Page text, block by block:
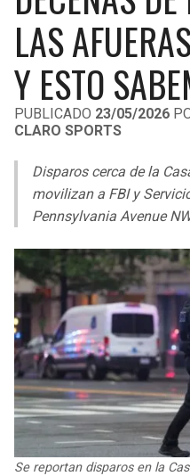
LIGA DE EXPANSIÓN MX
LEAGUES CUP
UEFA EUROPA LEAGUE
UEFA CONFERENCE LEAGUE
MLS
COPA LIBERTADORES
COPA SUDAMERICANA
LIGA BETPLAY
OTRAS LIGAS
RAIDERS
CHARGERS
RAVENS
BENGALS
STEELERS
TEXANS
COLTS
JAGUARS
TITANS
CAVALIERS
PISTONS
PACERS
BUCKS
HORNETS
HEAT
MAGIC
WIZARDS
WARRIORS
LAS
Y ESTO
PUBLICADO 23/05/2026
CLARO SPORTS
Disparos cerca de la
movilizan a FBI y
Pennsylvania Avenue
Se reportan disparos en la